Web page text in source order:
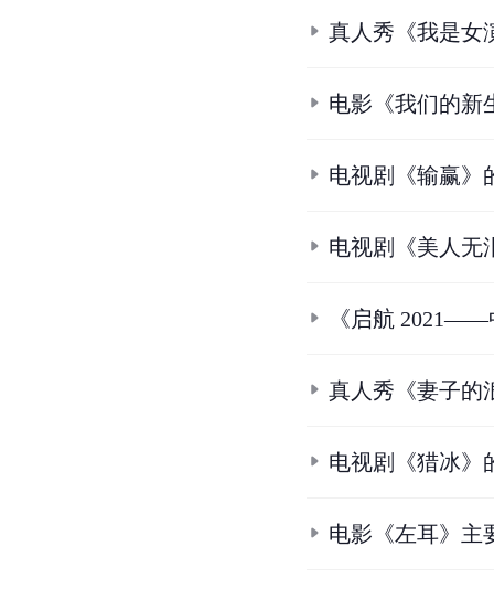
真人秀《我是女
电影《我们的新
电视剧《输赢》
电视剧《美人无
《启航
真人秀《妻子的
电视剧《猎冰》
电影《左耳》主